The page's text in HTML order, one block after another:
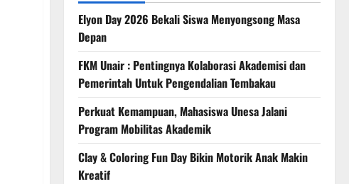
Elyon Day 2026 Bekali Siswa Menyongsong Masa
Depan
FKM Unair : Pentingnya Kolaborasi Akademisi dan
Pemerintah Untuk Pengendalian Tembakau
Perkuat Kemampuan, Mahasiswa Unesa Jalani
Program Mobilitas Akademik
Clay & Coloring Fun Day Bikin Motorik Anak Makin
Kreatif